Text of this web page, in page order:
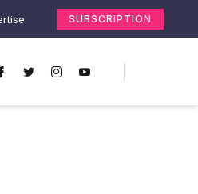
SUBSCRIPTION